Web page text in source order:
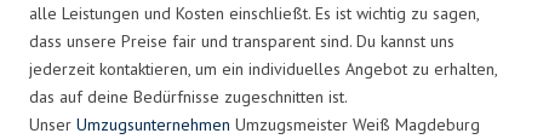
alle Leistungen und Kosten einschließt. Es ist wichtig zu sagen,
dass unsere Preise fair und transparent sind. Du kannst uns
jederzeit kontaktieren, um ein individuelles Angebot zu erhalten,
das auf deine Bedürfnisse zugeschnitten ist.
Unser Umzugsunternehmen Umzugsmeister Weiß Magdeburg